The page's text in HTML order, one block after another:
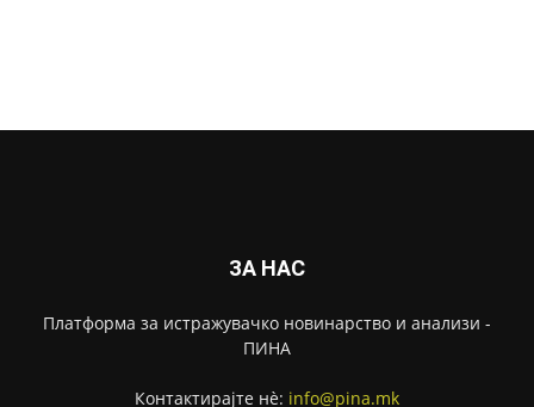
ЗА НАС
Платформа за истражувачко новинарство и анализи -
ПИНА
Контактирајте нѐ: info@pina.mk